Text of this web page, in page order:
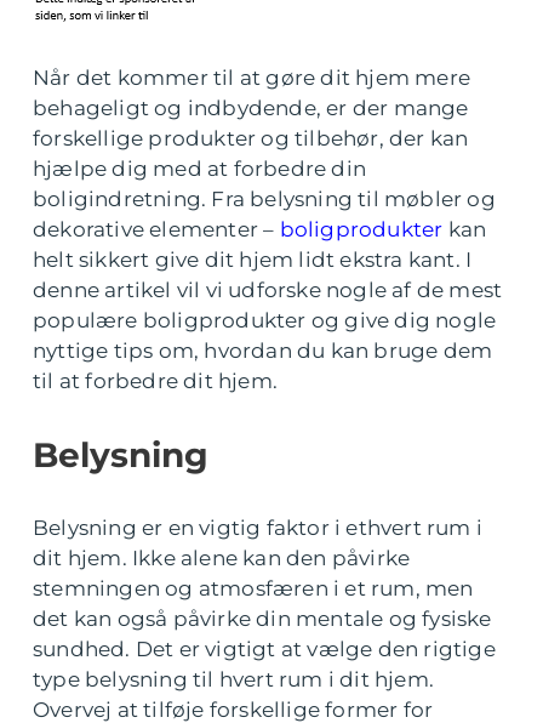
Når det kommer til at gøre dit hjem mere
behageligt og indbydende, er der mange
forskellige produkter og tilbehør, der kan
hjælpe dig med at forbedre din
boligindretning. Fra belysning til møbler og
dekorative elementer – boligprodukter kan
helt sikkert give dit hjem lidt ekstra kant. I
denne artikel vil vi udforske nogle af de mest
populære boligprodukter og give dig nogle
nyttige tips om, hvordan du kan bruge dem
til at forbedre dit hjem.
Belysning
Belysning er en vigtig faktor i ethvert rum i
dit hjem. Ikke alene kan den påvirke
stemningen og atmosfæren i et rum, men
det kan også påvirke din mentale og fysiske
sundhed. Det er vigtigt at vælge den rigtige
type belysning til hvert rum i dit hjem.
Overvej at tilføje forskellige former for